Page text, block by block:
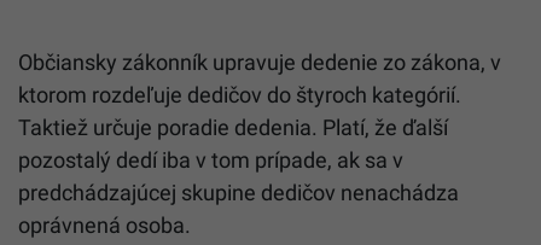
Občiansky zákonník upravuje dedenie zo zákona, v
ktorom rozdeľuje dedičov do štyroch kategórií.
Taktiež určuje poradie dedenia. Platí, že ďalší
pozostalý dedí iba v tom prípade, ak sa v
predchádzajúcej skupine dedičov nenachádza
oprávnená osoba.